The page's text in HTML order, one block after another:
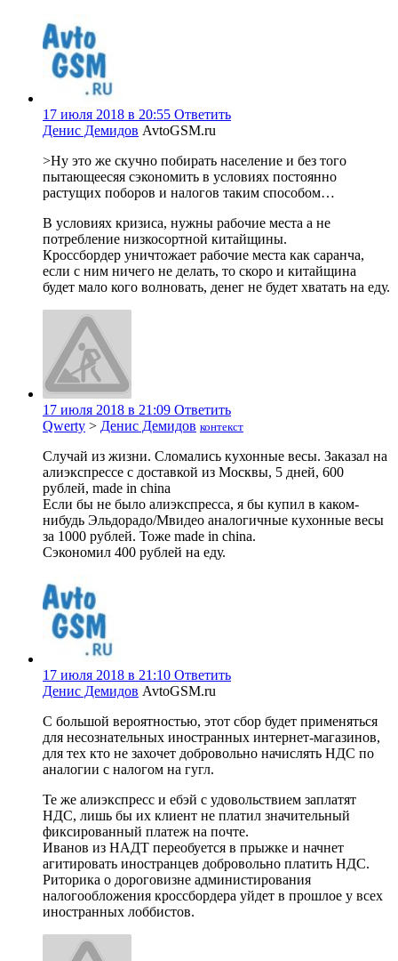
17 июля 2018 в 20:55 Ответить
Денис Демидов AvtoGSM.ru
>Ну это же скучно побирать население и без того
пытающеесяя сэкономить в условиях постоянно
растущих поборов и налогов таким способом…
В условиях кризиса, нужны рабочие места а не
потребление низкосортной китайщины.
Кроссбордер уничтожает рабочие места как саранча,
если с ним ничего не делать, то скоро и китайщина
будет мало кого волновать, денег не будет хватать на еду.
17 июля 2018 в 21:09 Ответить
Qwerty > Денис Демидов контекст
Случай из жизни. Сломались кухонные весы. Заказал на
алиэкспрессе с доставкой из Москвы, 5 дней, 600
рублей, made in china
Если бы не было алиэкспресса, я бы купил в каком-
нибудь Эльдорадо/Мвидео аналогичные кухонные весы
за 1000 рублей. Тоже made in china.
Сэкономил 400 рублей на еду.
17 июля 2018 в 21:10 Ответить
Денис Демидов AvtoGSM.ru
С большой вероятностью, этот сбор будет применяться
для несознательных иностранных интернет-магазинов,
для тех кто не захочет добровольно начислять НДС по
аналогии с налогом на гугл.
Те же алиэкспресс и ебэй с удовольствием заплатят
НДС, лишь бы их клиент не платил значительный
фиксированный платеж на почте.
Иванов из НАДТ переобуется в прыжке и начнет
агитировать иностранцев добровольно платить НДС.
Риторика о дороговизне администирования
налогообложения кроссбордера уйдет в прошлое у всех
иностранных лоббистов.